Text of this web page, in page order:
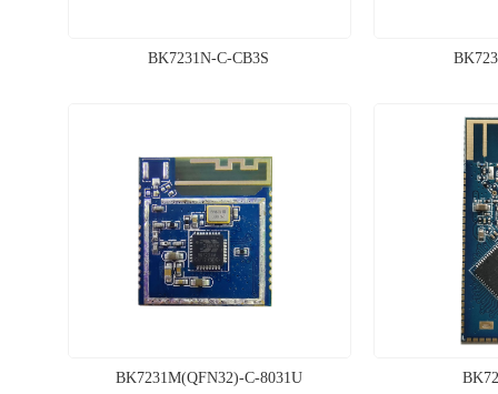
BK7231N-C-CB3S
BK7231M(QFN32)-C-8031U